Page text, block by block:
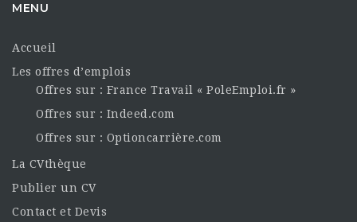
MENU
Accueil
Les offres d’emplois
Offres sur : France Travail « PoleEmploi.fr »
Offres sur : Indeed.com
Offres sur : Optioncarrière.com
La CVthèque
Publier un CV
Contact et Devis